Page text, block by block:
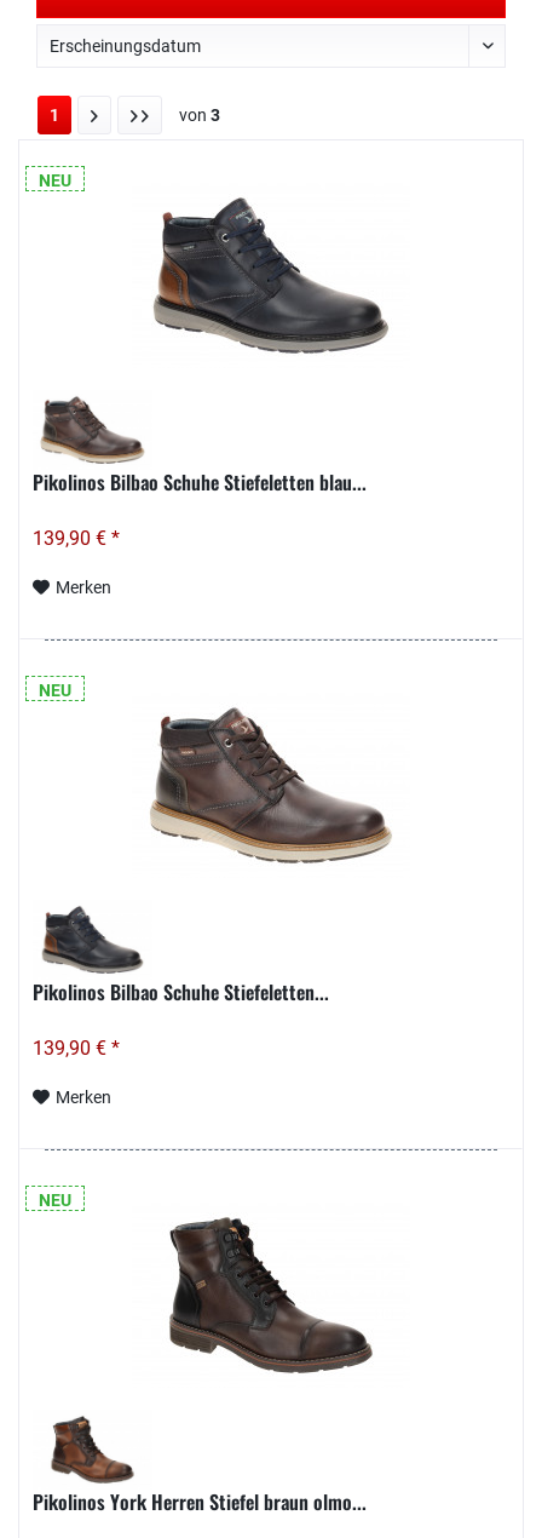
1 von 3
NEU
Pikolinos Bilbao Schuhe Stiefeletten blau...
139,90 € *
Merken
NEU
Pikolinos Bilbao Schuhe Stiefeletten...
139,90 € *
Merken
NEU
Pikolinos York Herren Stiefel braun olmo...